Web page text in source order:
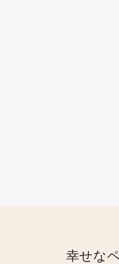
幸せな